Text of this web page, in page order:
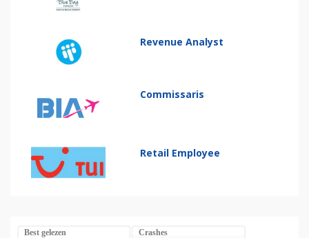
Revenue Analyst
Commissaris
Retail Employee
Best gelezen Crashes